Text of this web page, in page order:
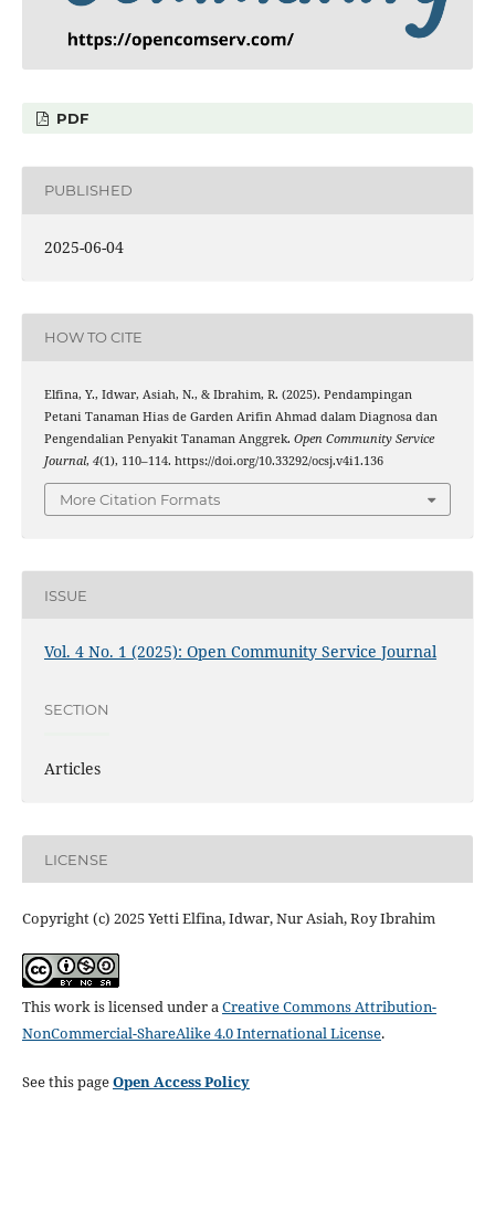
PDF
PUBLISHED
2025-06-04
HOW TO CITE
Elfina, Y., Idwar, Asiah, N., & Ibrahim, R. (2025). Pendampingan
Petani Tanaman Hias de Garden Arifin Ahmad dalam Diagnosa dan
Pengendalian Penyakit Tanaman Anggrek. Open Community Service
Journal, 4(1), 110–114. https://doi.org/10.33292/ocsj.v4i1.136
More Citation Formats
ISSUE
Vol. 4 No. 1 (2025): Open Community Service Journal
SECTION
Articles
LICENSE
Copyright (c) 2025 Yetti Elfina, Idwar, Nur Asiah, Roy Ibrahim
This work is licensed under aCreative Commons Attribution-
NonCommercial-ShareAlike 4.0 International License.
See this pageOpen Access Policy